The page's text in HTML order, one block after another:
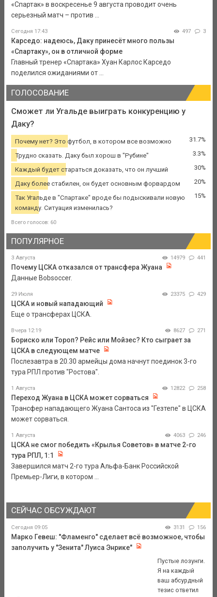
«Спартак» в воскресенье 9 августа проводит очень
серьезный матч – против ...
Сегодня 17:43 497 3
Карседо: надеюсь, Даку принесёт много пользы
«Спартаку», он в отличной форме
Главный тренер «Спартака» Хуан Карлос Карседо
поделился ожиданиями от ...
ГОЛОСОВАНИЕ
Сможет ли Угальде выиграть конкуренцию у
Даку?
Почему нет? Это футбол, в котором все возможно 31.7%
Трудно сказать. Даку был хорош в "Рубине" 3.3%
Каждый будет стараться доказать, что он лучший 30%
Даку более стабилен, он будет основным форвардом 20%
Так Угальде в "Спартаке" вроде бы подыскивали новую
команду. Ситуация изменилась?
15%
Всего голосов: 60
ПОПУЛЯРНОЕ
3 Августа 14979 441
Почему ЦСКА отказался от трансфера Жуана
Данные Bobsoccer.
29 Июля 23375 429
ЦСКА и новый нападающий
Еще о трансферах ЦСКА.
Вчера 12:19 8627 271
Бориско или Тороп? Рейс или Мойзес? Кто сыграет за
ЦСКА в следующем матче
Послезавтра в 20.30 армейцы дома начнут поединок 3-го
тура РПЛ против "Ростова".
1 Августа 12822 258
Переход Жуана в ЦСКА может сорваться
Трансфер нападающего Жуана Сантоса из "Гезтепе" в ЦСКА
может сорваться.
1 Августа 4063 246
ЦСКА не смог победить «Крылья Советов» в матче 2-го
тура РПЛ, 1:1
Завершился матч 2-го тура Альфа-Банк Российской
Премьер-Лиги, в котором ...
СЕЙЧАС ОБСУЖДАЮТ
Сегодня 09:05 3131 156
Марко Гевеш: "Фламенго" сделает всё возможное, чтобы
заполучить у "Зенита" Луиса Энрике"
Пустые лозунги.
Я на каждый
ваш абсурдный
тезис ответил